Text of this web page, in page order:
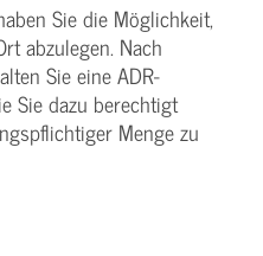
Sie die Möglichkeit,
abzulegen. Nach
Sie eine ADR-
Sie dazu berechtigt
Menge zu